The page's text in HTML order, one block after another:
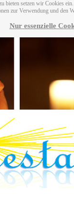
bieten setzen wir Cookies
zur Verwendung und den
Nur essenzielle